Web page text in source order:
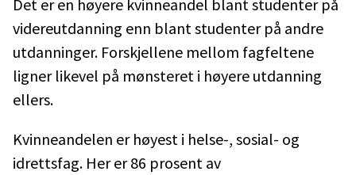
Det er en høyere kvinneandel blant studenter på
videreutdanning enn blant studenter på andre
utdanninger. Forskjellene mellom fagfeltene
ligner likevel på mønsteret i høyere utdanning
ellers.
Kvinneandelen er høyest i helse-, sosial- og
idrettsfag. Her er 86 prosent av